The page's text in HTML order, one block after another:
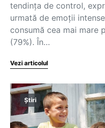
tendința de control,
urmată de emoții
consumă cea mai mare
(79%). În…
Vezi articolul
Știri